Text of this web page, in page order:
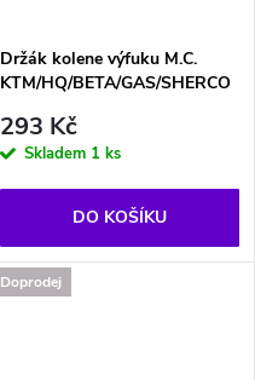
Držák kolene výfuku M.C.
KTM/HQ/BETA/GAS/SHERCO
293 Kč
Skladem 1 ks
DO KOŠÍKU
Doprodej